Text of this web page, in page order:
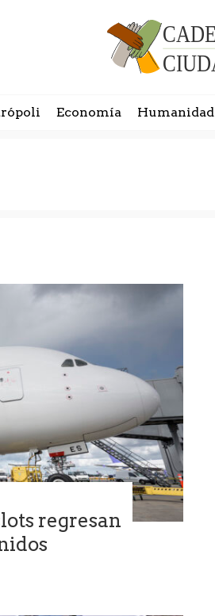
Economía Humanidad
regresan